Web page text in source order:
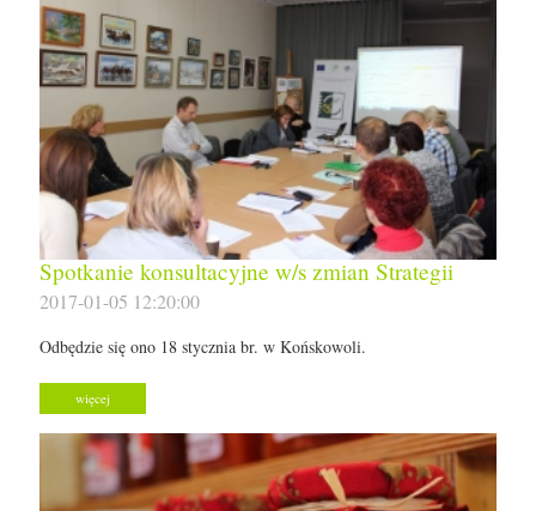
Spotkanie konsultacyjne w/s zmian Strategii
2017-01-05 12:20:00
Odbędzie się ono 18 stycznia br. w Końskowoli.
więcej